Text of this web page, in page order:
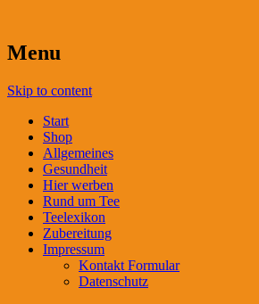
Menu
Skip to content
Start
Shop
Allgemeines
Gesundheit
Hier werben
Rund um Tee
Teelexikon
Zubereitung
Impressum
Kontakt Formular
Datenschutz